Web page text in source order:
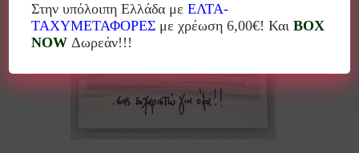
Στην υπόλοιπη Ελλάδα μεΕΛΤΑ-
ΤΑΧΥΜΕΤΑΦΟΡΕΣ με χρέωση 6,00€! ΚαιBOX
NOW Δωρεάν!!!